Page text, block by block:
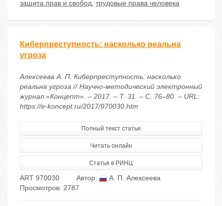
защита прав и свобод, трудовые права человека
Киберпреступность: насколько реальна
угроза
Алексеева А. П. Киберпреступность: насколько
реальна угроза // Научно-методический электронный
журнал «Концепт». – 2017. – Т. 31. – С. 76–80. – URL:
https://e-koncept.ru/2017/970030.htm
Полный текст статьи
Читать онлайн
Статья в РИНЦ
ART 970030 Автор:
А. П. Алексеева
Просмотров: 2787